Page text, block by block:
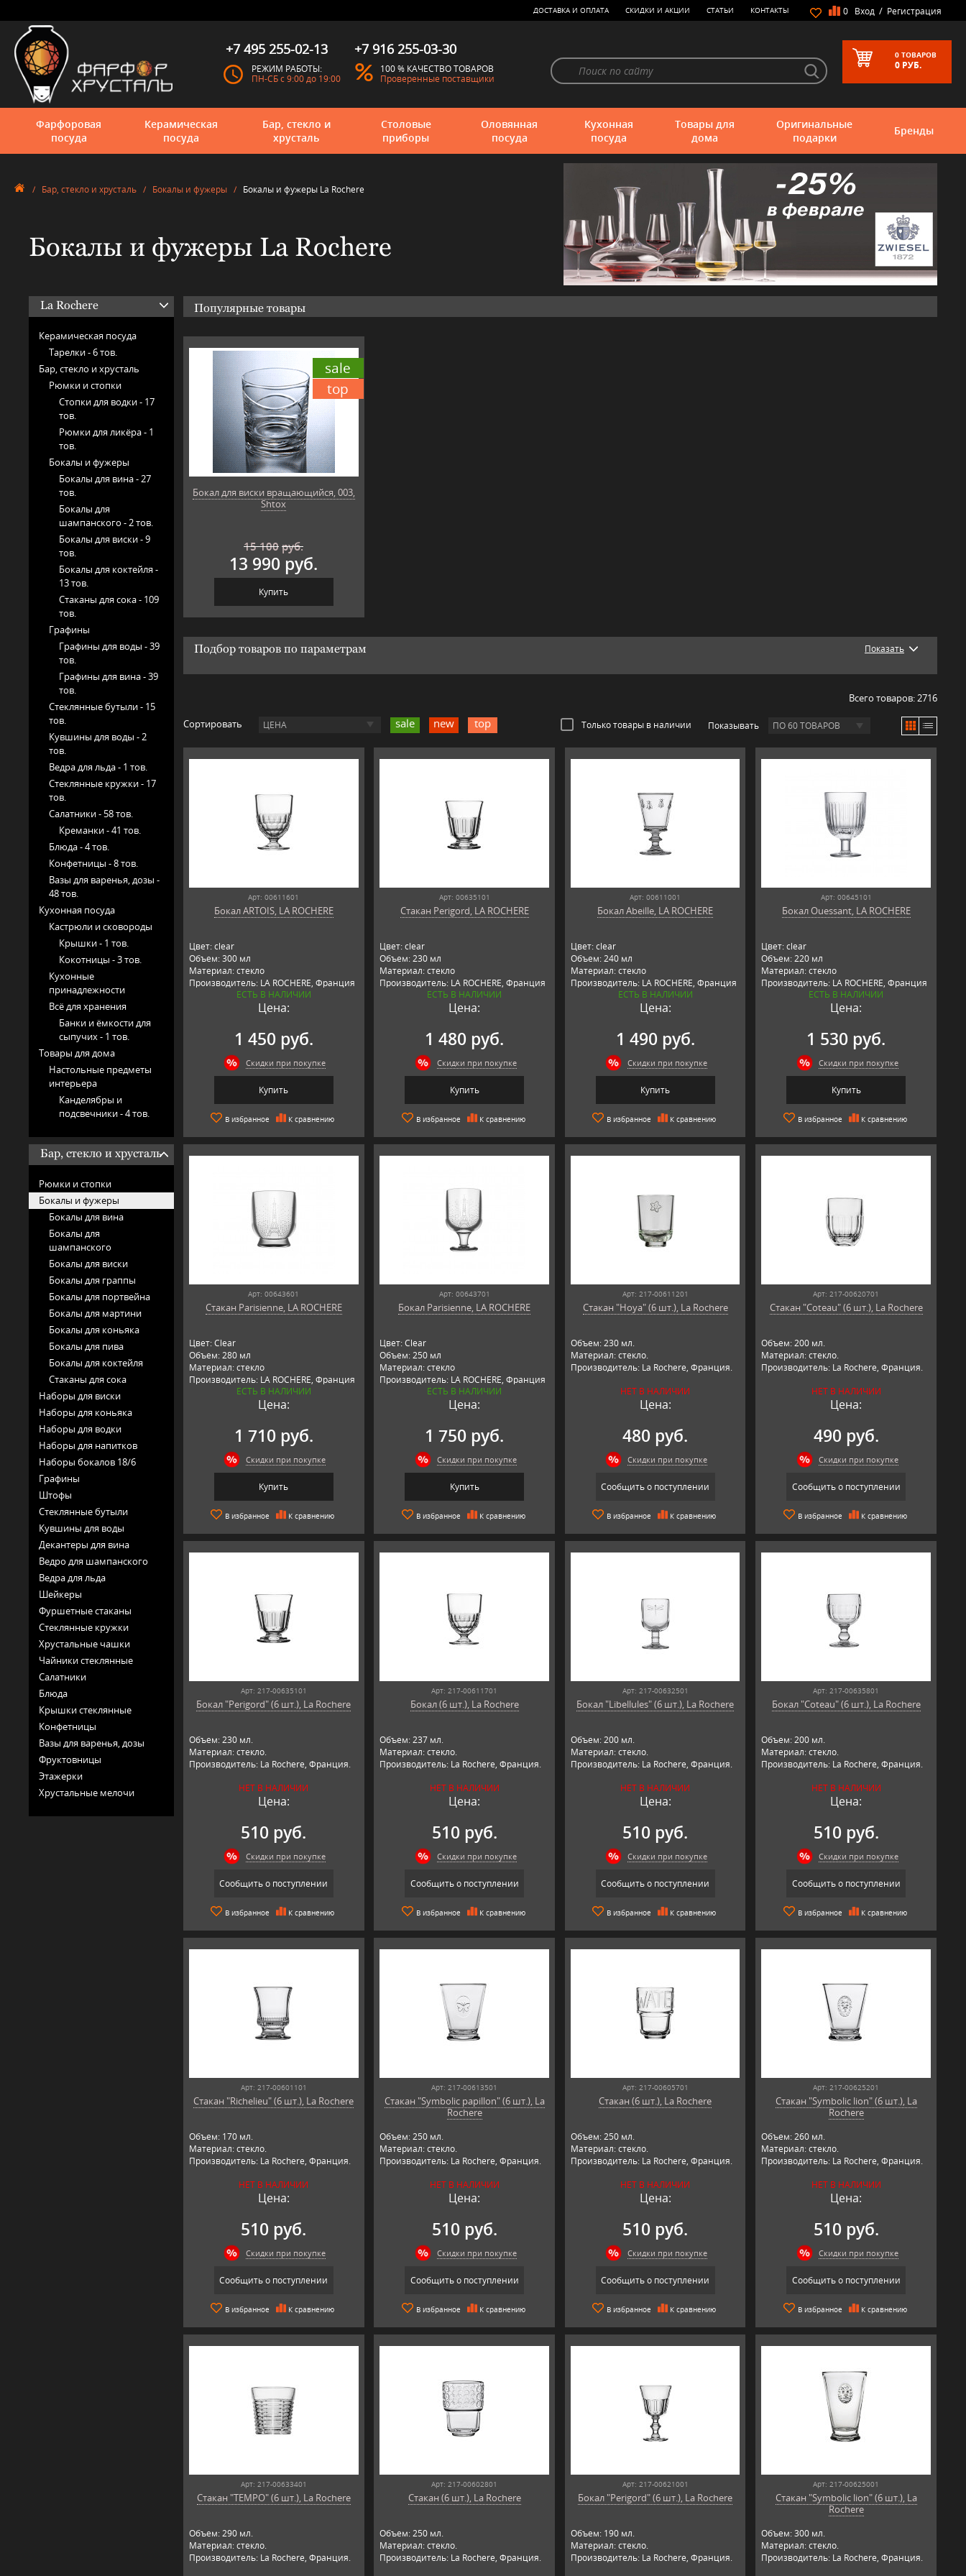
0 Вход / Регистрация
ДОСТАВКА И ОПЛАТА СКИДКИ И АКЦИИ СТАТЬИ КОНТАКТЫ
+7 495 255-02-13
РЕЖИМ РАБОТЫ:
ПН-СБ с 9:00 до 19:00
+7 916 255-03-30
100 % КАЧЕСТВО ТОВАРОВ
Проверенные поставщики
0 ТОВАРОВ
0 РУБ.
Фарфоровая
посуда
Керамическая
посуда
Бар, стекло и
хрусталь
Столовые
приборы
Оловянная
посуда
Кухонная
посуда
Товары для
дома
Оригинальные
подарки
Бренды
/ Бар, стекло и хрусталь / Бокалы и фужеры / Бокалы и фужеры La Rochere
Бокалы и фужеры La Rochere
La Rochere
Керамическая посуда
Тарелки -6 тов.
Бар, стекло и хрусталь
Рюмки и стопки
Стопки для водки - 17
тов.
Рюмки для ликёра - 1
тов.
Бокалы и фужеры
Бокалы для вина -27
тов.
Бокалы для
шампанского -2 тов.
Бокалы для виски -9
тов.
Бокалы для коктейля -
13 тов.
Стаканы для сока - 109
тов.
Графины
Графины для воды -39
тов.
Графины для вина -39
тов.
Стеклянные бутыли - 15
тов.
Кувшины для воды -2
тов.
Ведра для льда - 1 тов.
Стеклянные кружки - 17
тов.
Салатники - 58 тов.
Креманки -41 тов.
Блюда -4 тов.
Конфетницы -8 тов.
Вазы для варенья, дозы -
48 тов.
Кухонная посуда
Кастрюли и сковороды
Крышки - 1 тов.
Кокотницы -3 тов.
Кухонные
принадлежности
Всё для хранения
Банки и ёмкости для
сыпучих - 1 тов.
Товары для дома
Настольные предметы
интерьера
Канделябры и
подсвечники -4 тов.
Бар, стекло и хрусталь
Рюмки и стопки
Бокалы и фужеры
Бокалы для вина
Бокалы для
шампанского
Бокалы для виски
Бокалы для граппы
Бокалы для портвейна
Бокалы для мартини
Бокалы для коньяка
Бокалы для пива
Бокалы для коктейля
Стаканы для сока
Наборы для виски
Наборы для коньяка
Наборы для водки
Наборы для напитков
Наборы бокалов 18/6
Графины
Штофы
Стеклянные бутыли
Кувшины для воды
Декантеры для вина
Ведро для шампанского
Ведра для льда
Шейкеры
Фуршетные стаканы
Стеклянные кружки
Хрустальные чашки
Чайники стеклянные
Салатники
Блюда
Крышки стеклянные
Конфетницы
Вазы для варенья, дозы
Фруктовницы
Этажерки
Хрустальные мелочи
Популярные товары
sale
top
Бокал для виски вращающийся, 003,
Shtox
15 100руб.
13 990 руб.
Купить
Подбор товаров по параметрам Показать
Всего товаров:2716
Сортировать
ЦЕНА sale new top Только товары в наличии Показывать ПО 60 ТОВАРОВ
Арт: 00611601
Бокал ARTOIS, LA ROCHERE
Цвет: clear
Объем: 300 мл
Материал: стекло
Производитель: LA ROCHERE, Франция
ЕСТЬ В НАЛИЧИИ
Цена:
1 450 руб.
Скидки при покупке
Купить
В избранное К сравнению
Арт: 00635101
Стакан Perigord, LA ROCHERE
Цвет: clear
Объем: 230 мл
Материал: стекло
Производитель: LA ROCHERE, Франция
ЕСТЬ В НАЛИЧИИ
Цена:
1 480 руб.
Скидки при покупке
Купить
В избранное К сравнению
Арт: 00611001
Бокал Abeille, LA ROCHERE
Цвет: clear
Объем: 240 мл
Материал: стекло
Производитель: LA ROCHERE, Франция
ЕСТЬ В НАЛИЧИИ
Цена:
1 490 руб.
Скидки при покупке
Купить
В избранное К сравнению
Арт: 00645101
Бокал Ouessant, LA ROCHERE
Цвет: clear
Объем: 220 мл
Материал: стекло
Производитель: LA ROCHERE, Франция
ЕСТЬ В НАЛИЧИИ
Цена:
1 530 руб.
Скидки при покупке
Купить
В избранное К сравнению
Арт: 00643601
Стакан Parisienne, LA ROCHERE
Цвет: Clear
Объем: 280 мл
Материал: стекло
Производитель: LA ROCHERE, Франция
ЕСТЬ В НАЛИЧИИ
Цена:
1 710 руб.
Скидки при покупке
Купить
В избранное К сравнению
Арт: 00643701
Бокал Parisienne, LA ROCHERE
Цвет: Clear
Объем: 250 мл
Материал: стекло
Производитель: LA ROCHERE, Франция
ЕСТЬ В НАЛИЧИИ
Цена:
1 750 руб.
Скидки при покупке
Купить
В избранное К сравнению
Арт: 217-00611201
Стакан "Hoya" (6 шт.), La Rochere
Объем: 230 мл.
Материал: стекло.
Производитель: La Rochere, Франция.
НЕТ В НАЛИЧИИ
Цена:
480 руб.
Скидки при покупке
Сообщить о поступлении
В избранное К сравнению
Арт: 217-00620701
Стакан "Coteau" (6 шт.), La Rochere
Объем: 200 мл.
Материал: стекло.
Производитель: La Rochere, Франция.
НЕТ В НАЛИЧИИ
Цена:
490 руб.
Скидки при покупке
Сообщить о поступлении
В избранное К сравнению
Арт: 217-00635101
Бокал "Perigord" (6 шт.), La Rochere
Объем: 230 мл.
Материал: стекло.
Производитель: La Rochere, Франция.
НЕТ В НАЛИЧИИ
Цена:
510 руб.
Скидки при покупке
Сообщить о поступлении
В избранное К сравнению
Арт: 217-00611701
Бокал (6 шт.), La Rochere
Объем: 237 мл.
Материал: стекло.
Производитель: La Rochere, Франция.
НЕТ В НАЛИЧИИ
Цена:
510 руб.
Скидки при покупке
Сообщить о поступлении
В избранное К сравнению
Арт: 217-00632501
Бокал "Libellules" (6 шт.), La Rochere
Объем: 200 мл.
Материал: стекло.
Производитель: La Rochere, Франция.
НЕТ В НАЛИЧИИ
Цена:
510 руб.
Скидки при покупке
Сообщить о поступлении
В избранное К сравнению
Арт: 217-00635801
Бокал "Coteau" (6 шт.), La Rochere
Объем: 200 мл.
Материал: стекло.
Производитель: La Rochere, Франция.
НЕТ В НАЛИЧИИ
Цена:
510 руб.
Скидки при покупке
Сообщить о поступлении
В избранное К сравнению
Арт: 217-00601101
Стакан "Richelieu" (6 шт.), La Rochere
Объем: 170 мл.
Материал: стекло.
Производитель: La Rochere, Франция.
НЕТ В НАЛИЧИИ
Цена:
510 руб.
Скидки при покупке
Сообщить о поступлении
В избранное К сравнению
Арт: 217-00613501
Стакан "Symbolic papillon" (6 шт.), La
Rochere
Объем: 250 мл.
Материал: стекло.
Производитель: La Rochere, Франция.
НЕТ В НАЛИЧИИ
Цена:
510 руб.
Скидки при покупке
Сообщить о поступлении
В избранное К сравнению
Арт: 217-00605701
Стакан (6 шт.), La Rochere
Объем: 250 мл.
Материал: стекло.
Производитель: La Rochere, Франция.
НЕТ В НАЛИЧИИ
Цена:
510 руб.
Скидки при покупке
Сообщить о поступлении
В избранное К сравнению
Арт: 217-00625201
Стакан "Symbolic lion" (6 шт.), La
Rochere
Объем: 260 мл.
Материал: стекло.
Производитель: La Rochere, Франция.
НЕТ В НАЛИЧИИ
Цена:
510 руб.
Скидки при покупке
Сообщить о поступлении
В избранное К сравнению
Арт: 217-00633401
Стакан "TEMPO" (6 шт.), La Rochere
Объем: 290 мл.
Материал: стекло.
Производитель: La Rochere, Франция.
Арт: 217-00602801
Стакан (6 шт.), La Rochere
Объем: 250 мл.
Материал: стекло.
Производитель: La Rochere, Франция.
Арт: 217-00621001
Бокал "Perigord" (6 шт.), La Rochere
Объем: 190 мл.
Материал: стекло.
Производитель: La Rochere, Франция.
Арт: 217-00625001
Стакан "Symbolic lion" (6 шт.), La
Rochere
Объем: 300 мл.
Материал: стекло.
Производитель: La Rochere, Франция.